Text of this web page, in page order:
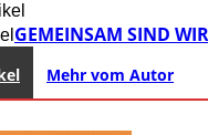
GEMEINSAM SIND
Mehr vom Autor